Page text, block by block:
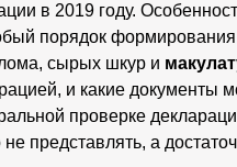
в 2019 году.
порядок формирования
сырых шкур и
и какие документы
проверке
представлять, а